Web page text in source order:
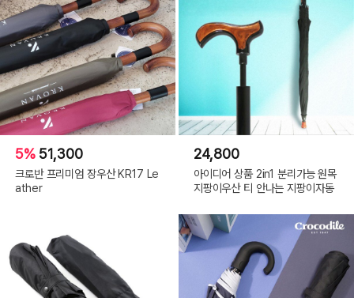
5% 51,300
크로반 프리미엄 장우산 KR17 Le
ather
24,800
아이디어 상품 2in1 분리가능 원목
지팡이우산 티 안나는 지팡이자동